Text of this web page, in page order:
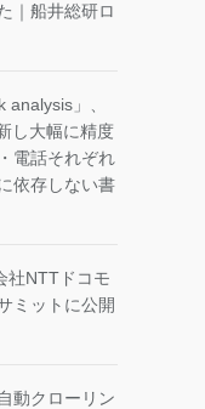
｜船井総研ロ
」、
し大幅に精度
電話それぞれ
依存しない書
社NTTドコモ
ミットに公開
動クローリン